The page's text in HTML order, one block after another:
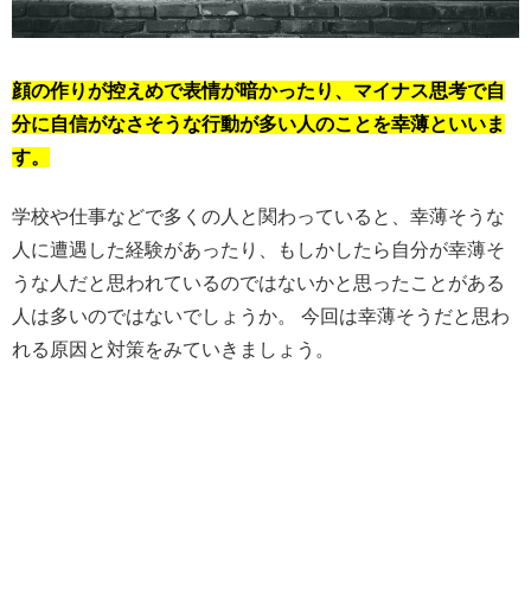
顔の作りが控えめで表情が暗かったり、マイナス思考で自
分に自信がなさそうな行動が多い人のことを幸薄といいま
す。
学校や仕事などで多くの人と関わっていると、幸薄そうな
人に遭遇した経験があったり、もしかしたら自分が幸薄そ
うな人だと思われているのではないかと思ったことがある
人は多いのではないでしょうか。 今回は幸薄そうだと思わ
れる原因と対策をみていきましょう。